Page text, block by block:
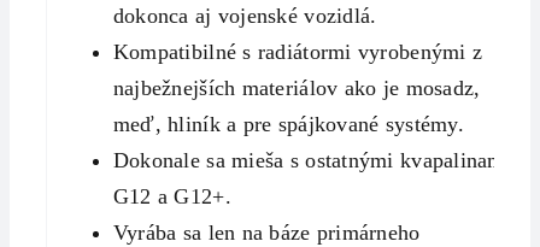
dokonca aj vojenské vozidlá.
Kompatibilné s radiátormi vyrobenými z
najbežnejších materiálov ako je mosadz,
meď, hliník a pre spájkované systémy.
Dokonale sa mieša s ostatnými kvapalinami
G12 a G12+.
Vyrába sa len na báze primárneho